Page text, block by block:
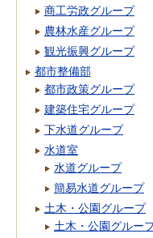
商工労政グループ
農林水産グループ
観光振興グループ
都市整備部
都市政策グループ
建築住宅グループ
下水道グループ
水道室
水道グループ
簡易水道グループ
土木・公園グループ
土木・公園グルー